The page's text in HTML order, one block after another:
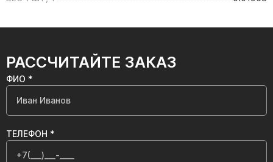
РАССЧИТАЙТЕ ЗАКАЗ
ФИО *
ТЕЛЕФОН *